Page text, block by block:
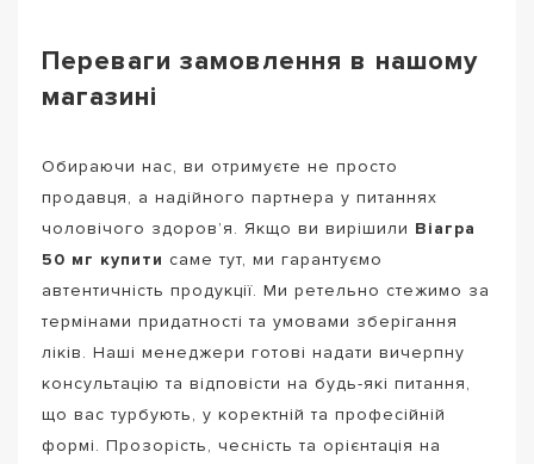
Переваги замовлення в нашому
магазині
Обираючи нас, ви отримуєте не просто
продавця, а надійного партнера у питаннях
чоловічого здоров’я. Якщо ви вирішили Віагра
50 мг купити саме тут, ми гарантуємо
автентичність продукції. Ми ретельно стежимо за
термінами придатності та умовами зберігання
ліків. Наші менеджери готові надати вичерпну
консультацію та відповісти на будь-які питання,
що вас турбують, у коректній та професійній
формі. Прозорість, чесність та орієнтація на